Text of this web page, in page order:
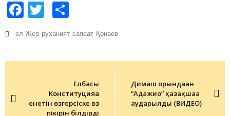
Facebook
Twitter
ел Жер руханият саясат Қонаев
Елбасы
Конституцияға
енетін өзгерсіске өз
пікірін білдірді
Димаш орындаған
“Адажио” қазақшаға
аударылды (ВИДЕО)